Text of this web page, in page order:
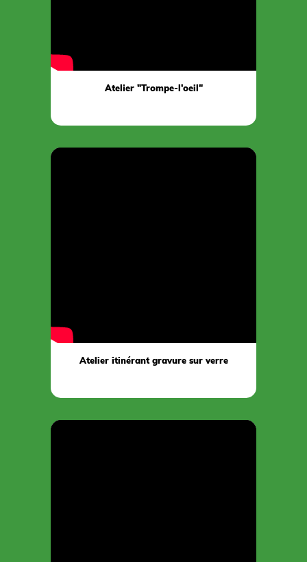
Atelier "Trompe-l'oeil"
Atelier itinérant gravure sur verre